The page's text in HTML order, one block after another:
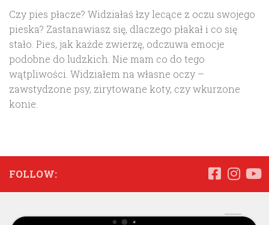
Czy pies płacze? Widziałaś łzy lecące z oczu swojego
pieska? Zastanawiasz się, dlaczego płakał i co się
stało. Pies, jak każde zwierzę, odczuwa emocje
podobne do ludzkich. Nie mam co do tego
wątpliwości. Widziałem na własne oczy –
zawstydzone psy, zirytowane koty, czy wkurzone
konie.
FOLLOW: